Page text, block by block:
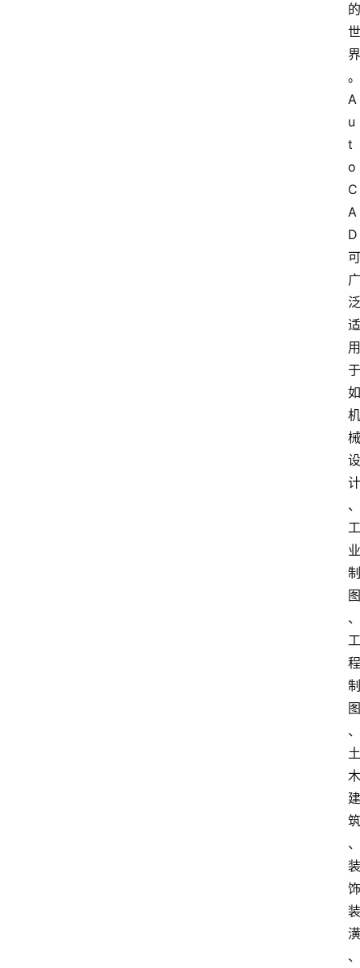
的
世
界
。
A
u
t
o
C
A
D
可
广
泛
适
用
于
如
机
械
设
计
、
工
业
制
图
、
工
程
制
图
、
土
木
建
筑
、
装
饰
装
潢
、